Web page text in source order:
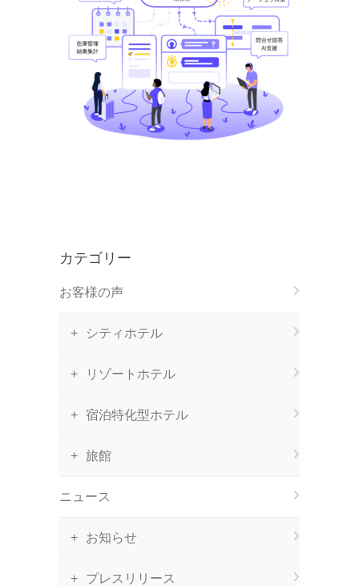
カテゴリー
お客様の声
シティホテル
リゾートホテル
宿泊特化型ホテル
旅館
ニュース
お知らせ
プレスリリース